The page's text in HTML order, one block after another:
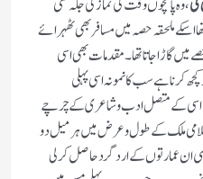
اسکے ملحقہ حصہ میں مسافر بھی ٹھہرائے
میں گاڑا جاتا تھا۔ مقدمات بھی اسی
ہے سب کانمونہ اسی پہلی
میں اسی کے متصل ادب و شاعری کے چرچے
ملک کےطول و عرض میں ہر میل دو
ان عمارتوں کے ارد گرد حاصل کر لی